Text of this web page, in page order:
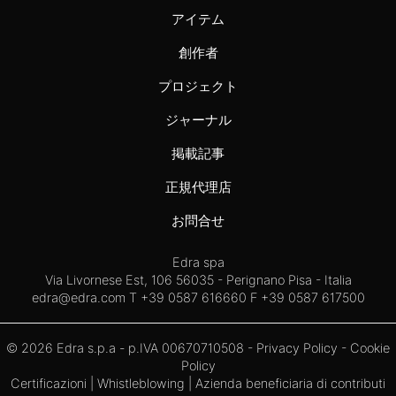
アイテム
創作者
プロジェクト
ジャーナル
掲載記事
正規代理店
お問合せ
Edra spa
Via Livornese Est, 106 56035 - Perignano Pisa - Italia
edra@edra.com T +39 0587 616660 F +39 0587 617500
© 2026 Edra s.p.a - p.IVA 00670710508 - Privacy Policy - Cookie
Policy
Certificazioni
Whistleblowing | Azienda beneficiaria di contributi